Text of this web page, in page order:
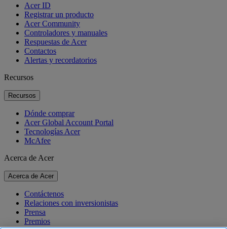
Acer ID
Registrar un producto
Acer Community
Controladores y manuales
Respuestas de Acer
Contactos
Alertas y recordatorios
Recursos
Recursos
Dónde comprar
Acer Global Account Portal
Tecnologías Acer
McAfee
Acerca de Acer
Acerca de Acer
Contáctenos
Relaciones con inversionistas
Prensa
Premios